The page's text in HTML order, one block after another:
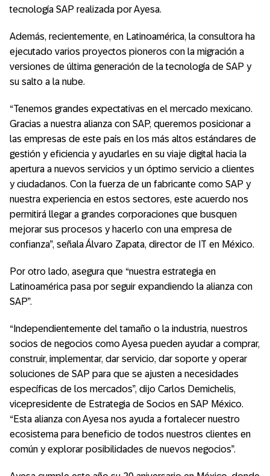
tecnología SAP realizada por Ayesa.
Además, recientemente, en Latinoamérica, la consultora ha
ejecutado varios proyectos pioneros con la migración a
versiones de última generación de la tecnología de SAP y
su salto a la nube.
“Tenemos grandes expectativas en el mercado mexicano.
Gracias a nuestra alianza con SAP, queremos posicionar a
las empresas de este país en los más altos estándares de
gestión y eficiencia y ayudarles en su viaje digital hacia la
apertura a nuevos servicios y un óptimo servicio a clientes
y ciudadanos. Con la fuerza de un fabricante como SAP y
nuestra experiencia en estos sectores, este acuerdo nos
permitirá llegar a grandes corporaciones que busquen
mejorar sus procesos y hacerlo con una empresa de
confianza”, señala Álvaro Zapata, director de IT en México.
Por otro lado, asegura que “nuestra estrategia en
Latinoamérica pasa por seguir expandiendo la alianza con
SAP”.
“Independientemente del tamaño o la industria, nuestros
socios de negocios como Ayesa pueden ayudar a comprar,
construir, implementar, dar servicio, dar soporte y operar
soluciones de SAP para que se ajusten a necesidades
específicas de los mercados”, dijo Carlos Demichelis,
vicepresidente de Estrategia de Socios en SAP México.
“Esta alianza con Ayesa nos ayuda a fortalecer nuestro
ecosistema para beneficio de todos nuestros clientes en
común y explorar posibilidades de nuevos negocios”.